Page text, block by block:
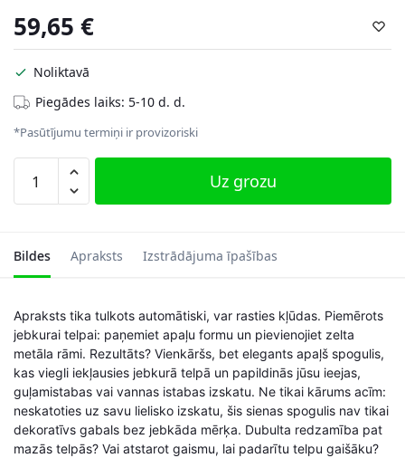
59,65 €
Noliktavā
Piegādes laiks: 5-10 d. d.
*Pasūtījumu termiņi ir provizoriski
spogulis
melns
daudzums
Uz grozu
Bildes Apraksts Izstrādājuma īpašības
Apraksts tika tulkots automātiski, var rasties kļūdas. Piemērots
jebkurai telpai: paņemiet apaļu formu un pievienojiet zelta
metāla rāmi. Rezultāts? Vienkāršs, bet elegants apaļš spogulis,
kas viegli iekļausies jebkurā telpā un papildinās jūsu ieejas,
guļamistabas vai vannas istabas izskatu. Ne tikai kārums acīm:
neskatoties uz savu lielisko izskatu, šis sienas spogulis nav tikai
dekoratīvs gabals bez jebkāda mērķa. Dubulta redzamība pat
mazās telpās? Vai atstarot gaismu, lai padarītu telpu gaišāku?